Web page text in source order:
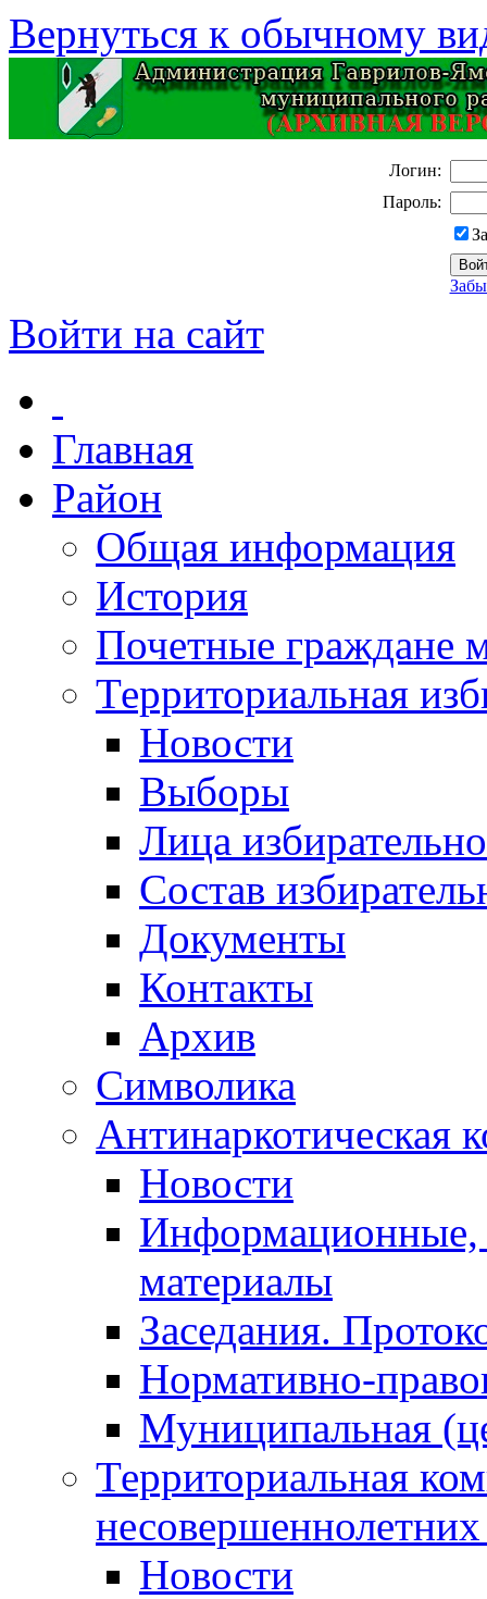
Вернуться к обычному
Логин:
Пароль:
Войти на сайт
Главная
Район
Общая информация
История
Почетные граждане
Территориальная
Новости
Выборы
Лица
Состав
Документы
Контакты
Архив
Символика
Антинаркотическая
Новости
Информационные,
материалы
Заседания.
Нормативно-
Муниципальная
Территориальная
Новости